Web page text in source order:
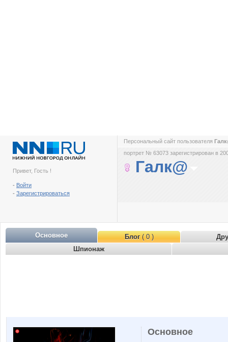
Привет, Гость !
- Войти
- Зарегистрироваться
Персональный сайт пользователя
портрет № 63073 зарегистрирован в
Галк@
Основное Блог( 0 )
Шпионаж
Основное